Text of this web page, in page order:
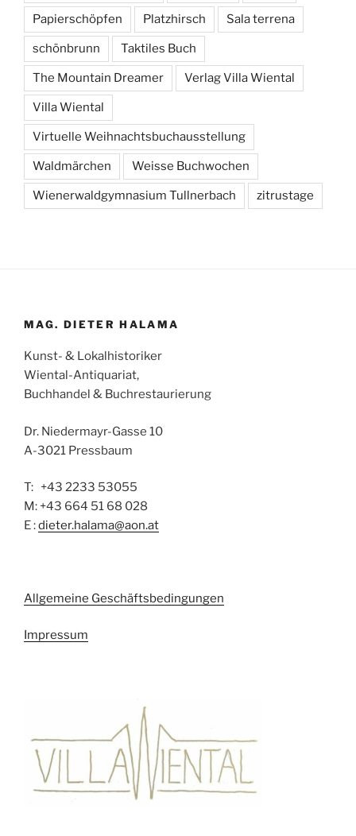
Papierschöpfen Platzhirsch Sala terrena
schönbrunn Taktiles Buch
The Mountain Dreamer Verlag Villa Wiental
Villa Wiental
Virtuelle Weihnachtsbuchausstellung
Waldmärchen Weisse Buchwochen
Wienerwaldgymnasium Tullnerbach zitrustage
MAG. DIETER HALAMA
Kunst- & Lokalhistoriker
Wiental-Antiquariat,
Buchhandel & Buchrestaurierung
Dr. Niedermayr-Gasse 10
A-3021 Pressbaum
T: +43 2233 53055
M: +43 664 51 68 028
E :dieter.halama@aon.at
Allgemeine Geschäftsbedingungen
Impressum